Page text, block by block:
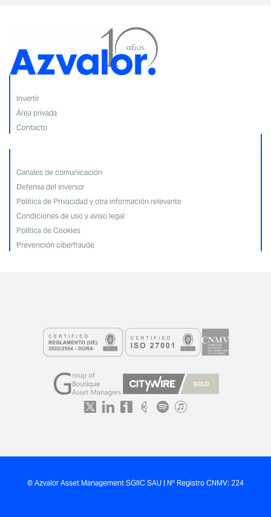
Invertir
Área privada
Contacto
Canales de comunicación
Defensa del inversor
Política de Privacidad y otra información relevante
Condiciones de uso y aviso legal
Política de Cookies
Prevención ciberfraude
© Azvalor Asset Management SGIIC SAU | Nº Registro CNMV: 224